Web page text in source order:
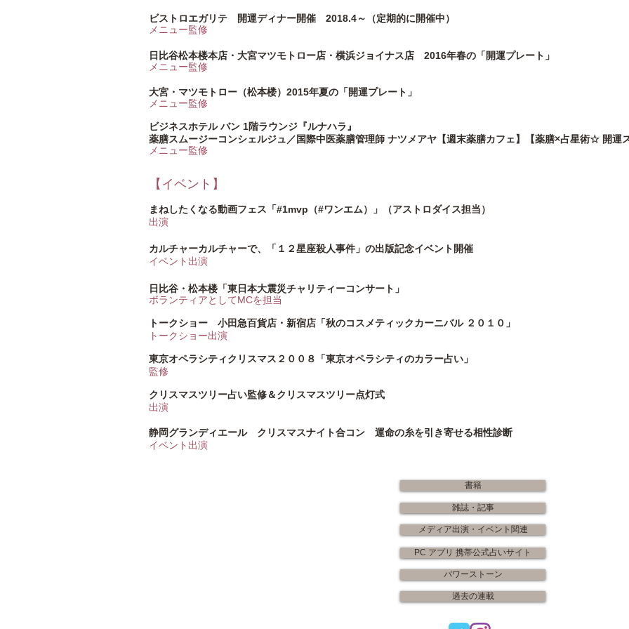
ビストロエガリテ 開運ディナー開催 2018.4～（定期的に開催中）
メニュー監修
日比谷松本楼本店・大宮マツモトロー店・横浜ジョイナス店 2016年春の「開運プレート」
メニュー監修
大宮・マツモトロー（松本楼）2015年夏の「開運プレート」
メニュー監修
ビジネスホテル バン 1階ラウンジ『ルナハラ』
薬膳スムージーコンシェルジュ／国際中医薬膳管理師 ナツメアヤ【週末薬膳カフェ】【薬膳×占星術☆ 開運
メニュー監修
【イベント】
まねしたくなる動画フェス「#1mvp（#ワンエム）」（アストロダイス担当）
出演
カルチャーカルチャーで、「１２星座殺人事件」の出版記念イベント開催
イベント出演
日比谷・松本楼「東日本大震災チャリティーコンサート」
ボランティアとしてMCを担当
トークショー 小田急百貨店・新宿店「秋のコスメティックカーニバル ２０１０」
トークショー出演
東京オペラシティクリスマス２００８「東京オペラシティのカラー占い」
監修
クリスマスツリー占い監修＆クリスマスツリー点灯式
出演
静岡グランディエール クリスマスナイト合コン 運命の糸を引き寄せる相性診断
イベント出演
書籍
雑誌・記事
メディア出演・イベント関連
PC アプリ 携帯公式占いサイト
パワーストーン
過去の連載